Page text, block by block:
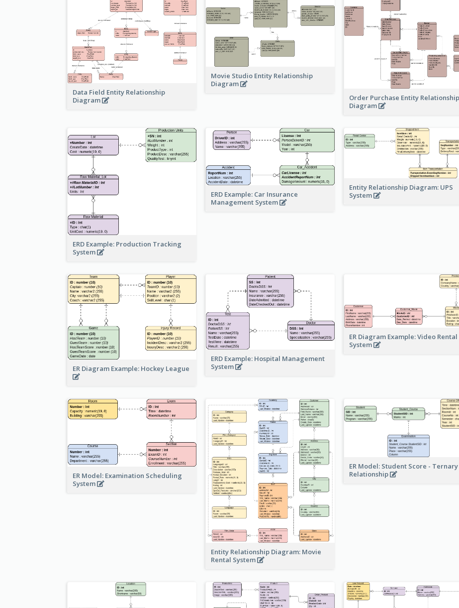
Data Field Entity Relationship
Diagram
Movie Studio Entity Relationship
Diagram
Order Purchase Entity Relationship
Diagram
ERD Example: Production Tracking
System
ERD Example: Car Insurance
Management System
Entity Relationship Diagram: UPS
System
ER Diagram Example: Hockey League
ERD Example: Hospital Management
System
ER Diagram Example: Video Rental
System
ER Model: Examination Scheduling
System
Entity Relationship Diagram: Movie
Rental System
ER Model: Student Score - Ternary
Relationship